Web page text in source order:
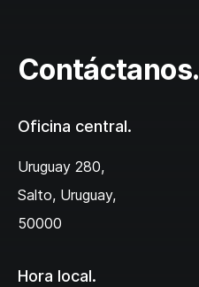
Contáctanos.
Oficina central.
Uruguay 280,
Salto, Uruguay,
50000
Hora local.